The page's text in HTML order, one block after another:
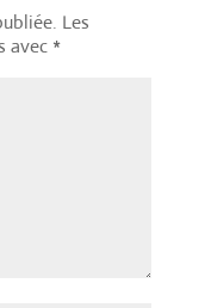
Les
avec *